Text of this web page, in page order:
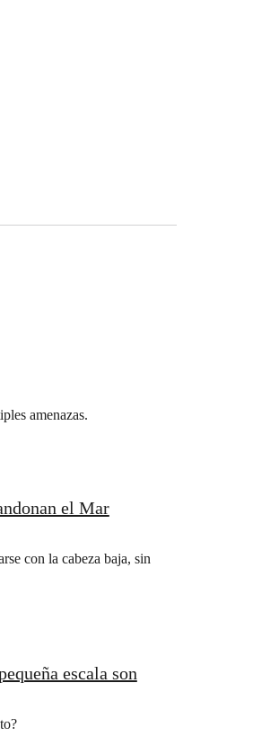
amenazas.
el Mar
con la cabeza baja, sin
escala son